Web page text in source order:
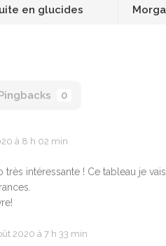
en glucides
0
à 8 h 02 min
très intéressante ! Ce tableau je
2020 à 7 h 33 min